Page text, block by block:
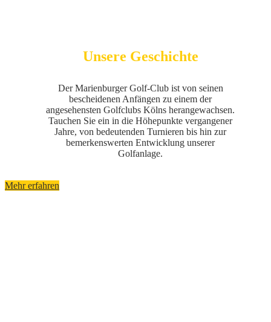
Unsere Geschichte
Der Marienburger Golf-Club ist von seinen
bescheidenen Anfängen zu einem der
angesehensten Golfclubs Kölns herangewachsen.
Tauchen Sie ein in die Höhepunkte vergangener
Jahre, von bedeutenden Turnieren bis hin zur
bemerkenswerten Entwicklung unserer
Golfanlage.
Mehr erfahren